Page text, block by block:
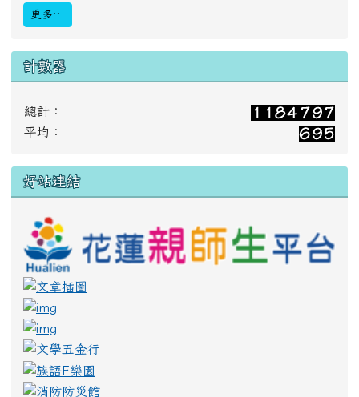
更多…
計數器
總計：
平均：
好站連結
w/ \
link to https://www.tfdp.com.tw/cht/